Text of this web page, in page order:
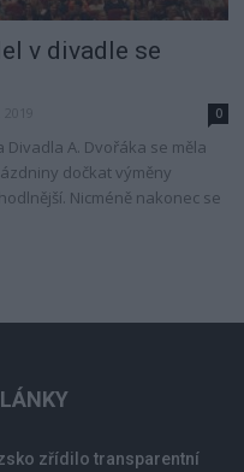
v divadle se
0
Divadla A. Dvořáka se měla
dočkat výměny
Nicméně nakonec se
zřídilo transparentní